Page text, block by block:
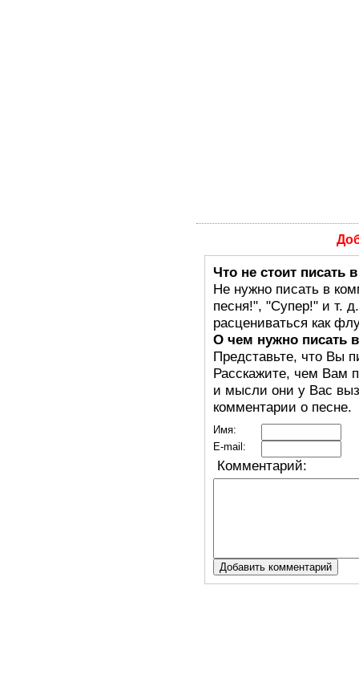
Что не стоит писать
Не нужно писать в
песня!", "Супер!" и т.
расцениваться как
О чем нужно писать
Представьте, что Вы
Расскажите, чем Вам
и мысли они у Вас
комментарии о песне.
Имя:
E-mail:
Комментарий: